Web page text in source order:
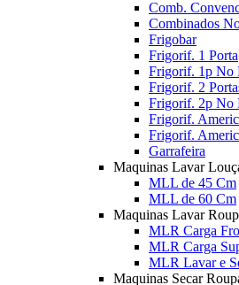
Comb.
Combinados
Frigobar
Frigorif. 1 Porta
Frigorif. 1p No
Frigorif. 2
Frigorif. 2p No
Frigorif.
Frigorif.
Garrafeira
Maquinas Lavar
MLL de 45 Cm
MLL de 60 Cm
Maquinas Lavar
MLR Carga
MLR Carga
MLR Lavar e
Maquinas Secar